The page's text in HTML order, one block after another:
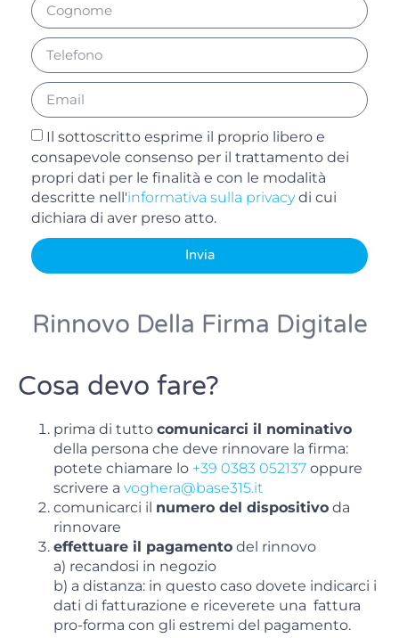
Il sottoscritto esprime il proprio libero e
consapevole consenso per il trattamento dei
propri dati per le finalità e con le modalità
descritte nell'informativa sulla privacydi cui
dichiara di aver preso atto.
Invia
Rinnovo Della Firma Digitale
Cosa devo fare?
prima di tutto comunicarci il nominativo
della persona che deve rinnovare la firma:
potete chiamare lo +39 0383 052137 oppure
scrivere a voghera@base315.it
comunicarci il numero del dispositivo da
rinnovare
effettuare il pagamento del rinnovo
a) recandosi in negozio
b) a distanza: in questo caso dovete indicarci i
dati di fatturazione e riceverete una fattura
pro-forma con gli estremi del pagamento.